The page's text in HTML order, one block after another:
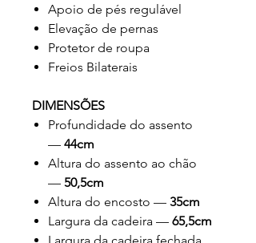
Apoio de pés regulável
Elevação de pernas
Protetor de roupa
Freios Bilaterais
DIMENSÕES
Profundidade do assento
— 44cm
Altura do assento ao chão
— 50,5cm
Altura do encosto — 35cm
Largura da cadeira — 65,5cm
Largura da cadeira fechada